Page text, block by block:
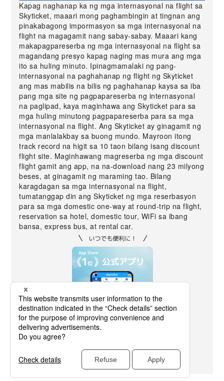
Kapag naghanap ka ng mga internasyonal na flight sa
Skyticket, maaari mong paghambingin at tingnan ang
pinakabagong impormasyon sa mga internasyonal na
flight na magagamit nang sabay-sabay. Maaari kang
makapagpareserba ng mga internasyonal na flight sa
magandang presyo kapag naging mas mura ang mga
ito sa huling minuto. Ipinagmamalaki ng pang-
internasyonal na paghahanap ng flight ng Skyticket
ang mas mabilis na bilis ng paghahanap kaysa sa iba
pang mga site ng pagpapareserba ng internasyonal
na paglipad, kaya maginhawa ang Skyticket para sa
mga huling minutong pagpapareserba para sa mga
internasyonal na flight. Ang Skyticket ay ginagamit ng
mga manlalakbay sa buong mundo. Mayroon itong
track record na higit sa 10 taon bilang isang discount
flight site. Maginhawang magreserba ng mga discount
flight gamit ang app, na na-download nang 23 milyong
beses, at ginagamit ng maraming tao. Bilang
karagdagan sa mga internasyonal na flight,
tumatanggap din ang Skyticket ng mga reserbasyon
para sa mga domestic one-way at round-trip na flight,
reservation sa hotel, domestic tour, WiFi sa ibang
bansa, express bus, at rental car.